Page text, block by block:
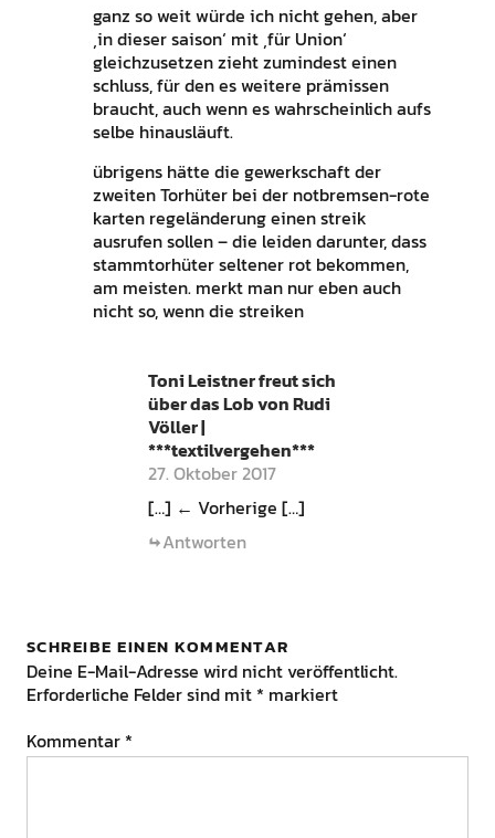
ganz so weit würde ich nicht gehen, aber
‚in dieser saison‘ mit ‚für Union‘
gleichzusetzen zieht zumindest einen
schluss, für den es weitere prämissen
braucht, auch wenn es wahrscheinlich aufs
selbe hinausläuft.
übrigens hätte die gewerkschaft der
zweiten Torhüter bei der notbremsen-rote
karten regeländerung einen streik
ausrufen sollen – die leiden darunter, dass
stammtorhüter seltener rot bekommen,
am meisten. merkt man nur eben auch
nicht so, wenn die streiken
Toni Leistner freut sich
über das Lob von Rudi
Völler |
***textilvergehen***
27. Oktober 2017
[…] ← Vorherige […]
Antworten
SCHREIBE EINEN KOMMENTAR
Deine E-Mail-Adresse wird nicht veröffentlicht.
Erforderliche Felder sind mit * markiert
Kommentar *